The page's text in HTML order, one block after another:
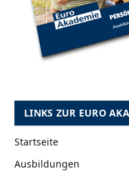
LINKS ZUR EURO
Startseite
Ausbildungen